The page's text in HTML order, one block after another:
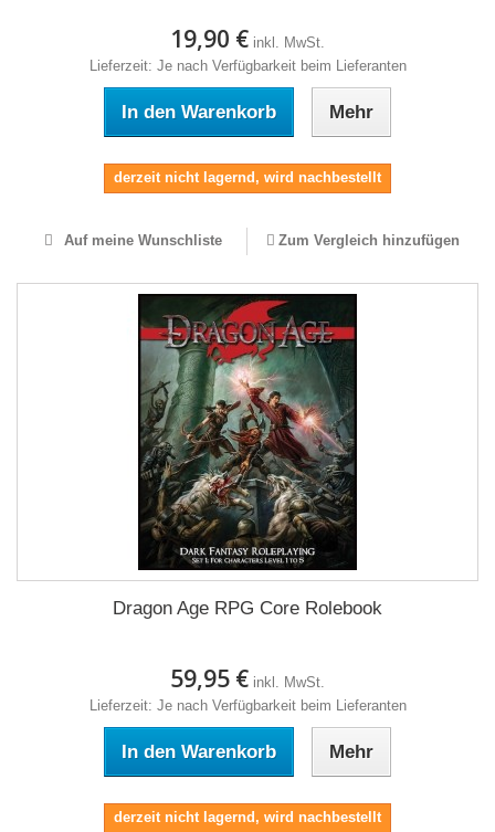
19,90 € inkl. MwSt.
Lieferzeit: Je nach Verfügbarkeit beim Lieferanten
In den Warenkorb Mehr
derzeit nicht lagernd, wird nachbestellt
Auf meine Wunschliste Zum Vergleich hinzufügen
Dragon Age RPG Core Rolebook
59,95 € inkl. MwSt.
Lieferzeit: Je nach Verfügbarkeit beim Lieferanten
In den Warenkorb Mehr
derzeit nicht lagernd, wird nachbestellt